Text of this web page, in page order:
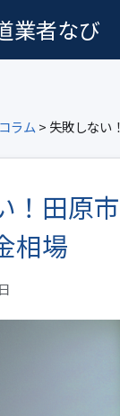
業者なび
ラム > 失敗しない
！田原
相場